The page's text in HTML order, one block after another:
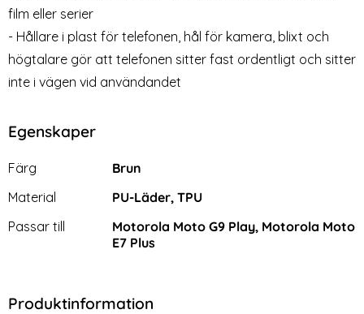
film eller serier
- Hållare i plast för telefonen, hål för kamera, blixt och
högtalare gör att telefonen sitter fast ordentligt och sitter
inte i vägen vid användandet
Egenskaper
Egenskaper/attribut för denna produkt
Attribut
Färg
Brun
Material
PU-Läder, TPU
Passar till
Motorola Moto G9 Play, Motorola Moto
E7 Plus
Produktinformation